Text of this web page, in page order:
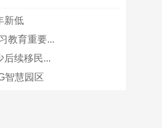
新低
教育重要...
后续移民...
智慧园区